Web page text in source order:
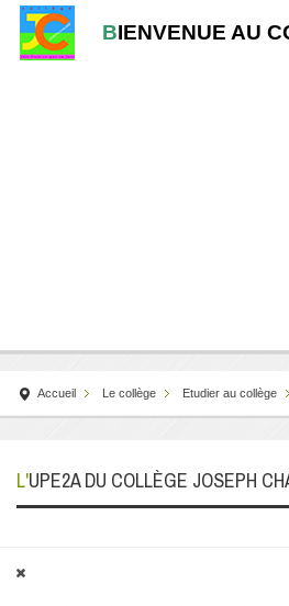
BIENVENUE AU
Accueil Le collège Etudier au collège
L'UPE2A DU COLLÈGE JOSEPH